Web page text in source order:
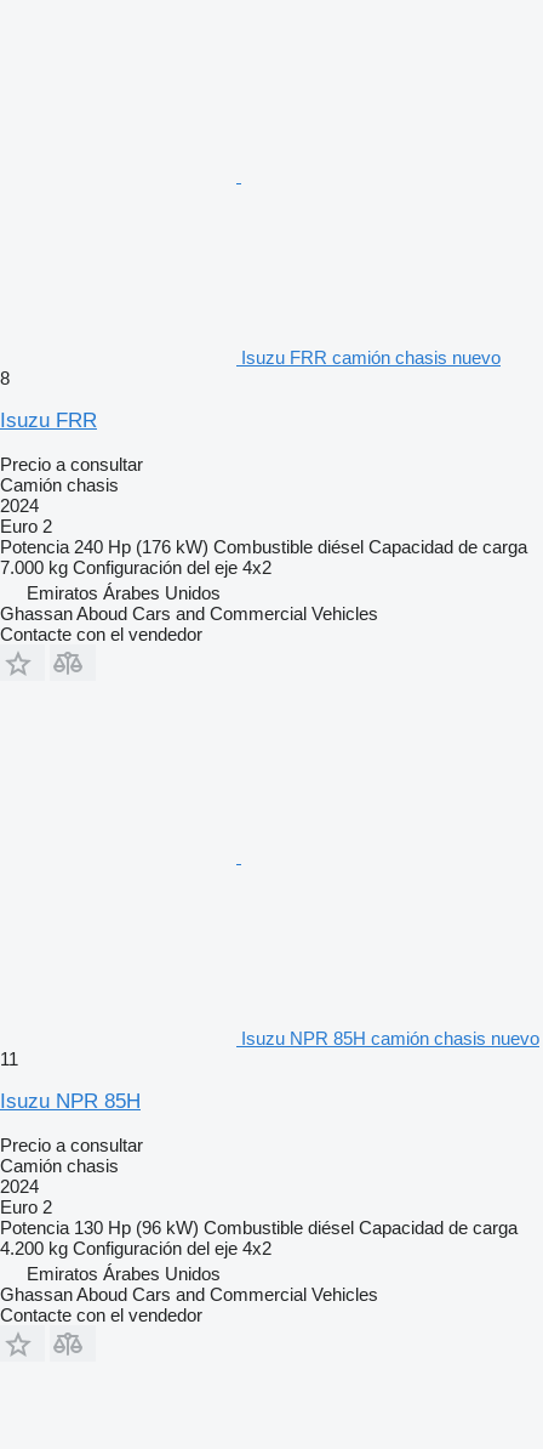
Isuzu FRR camión chasis nuevo
8
Isuzu FRR
Precio a consultar
Camión chasis
2024
Euro 2
Potencia 240 Hp (176 kW) Combustible diésel Capacidad de carga
7.000 kg Configuración del eje 4x2
Emiratos Árabes Unidos
Ghassan Aboud Cars and Commercial Vehicles
Contacte con el vendedor
Isuzu NPR 85H camión chasis nuevo
11
Isuzu NPR 85H
Precio a consultar
Camión chasis
2024
Euro 2
Potencia 130 Hp (96 kW) Combustible diésel Capacidad de carga
4.200 kg Configuración del eje 4x2
Emiratos Árabes Unidos
Ghassan Aboud Cars and Commercial Vehicles
Contacte con el vendedor